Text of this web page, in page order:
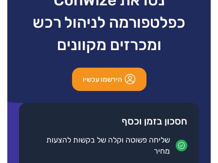
My focus:כפלטפורמה לניהול רכש
ומכרזים מקוונים
הירשמו עכשיו
חסכון בזמן וכסף
שליחה פשוטה וקלה של בקשות להצעות
מחיר